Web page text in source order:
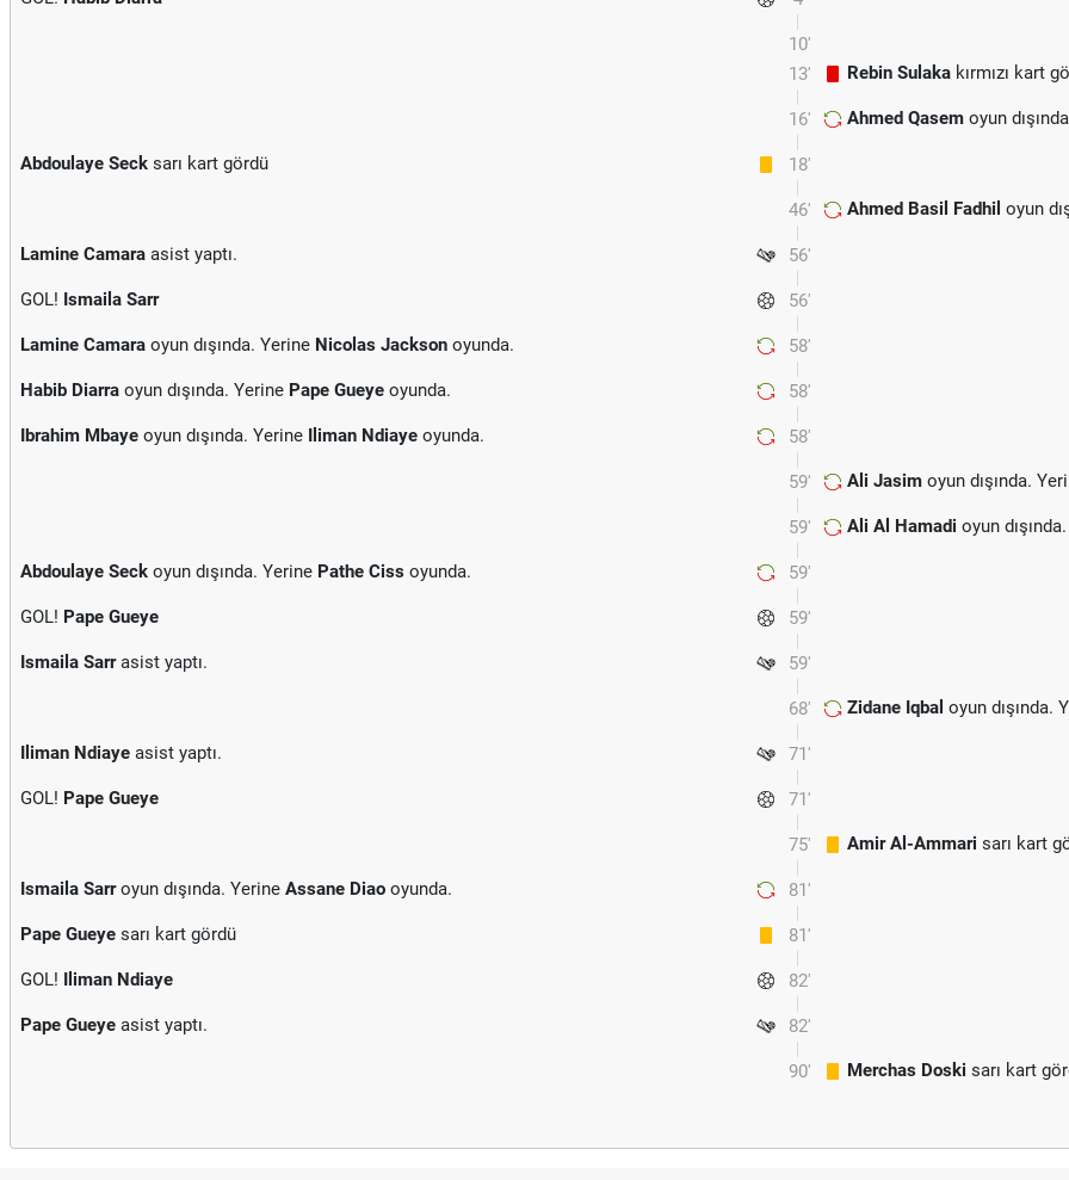
10'
13'
Rebin Sulaka kırmızı kart
16' Ahmed Qasem oyun
18'
Abdoulaye Seck sarı kart gördü
46' Ahmed Basil Fadhil oyun
56'
Lamine Camara asist yaptı.
56'
GOL! Ismaila Sarr
58'
Lamine Camara oyun dışında. Yerine Nicolas Jackson oyunda.
58'
Habib Diarra oyun dışında. Yerine Pape Gueye oyunda.
58'
Ibrahim Mbaye oyun dışında. Yerine Iliman Ndiaye oyunda.
59' Ali Jasim oyun dışında.
59' Ali Al Hamadi oyun
59'
Abdoulaye Seck oyun dışında. Yerine Pathe Ciss oyunda.
59'
GOL! Pape Gueye
59'
Ismaila Sarrasist yaptı.
68' Zidane Iqbal oyun dışında.
71'
Iliman Ndiaye asist yaptı.
71'
GOL! Pape Gueye
75' Amir Al-Ammari sarı kart
81'
Ismaila Sarroyun dışında. Yerine Assane Diao oyunda.
81'
Pape Gueye sarı kart gördü
82'
GOL! Iliman Ndiaye
82'
Pape Gueye asist yaptı.
90' Merchas Doski sarı kart